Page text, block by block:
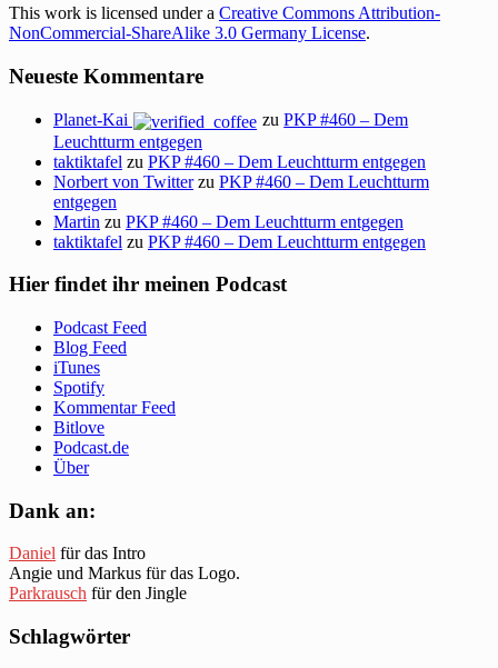
This work is licensed under a Creative Commons Attribution-
NonCommercial-ShareAlike 3.0 Germany License.
Neueste Kommentare
Planet-Kai zuPKP #460 – Dem
Leuchtturm entgegen
taktiktafel zu PKP #460 – Dem Leuchtturm entgegen
Norbert von Twitterzu PKP #460 – Dem Leuchtturm
entgegen
Martin zu PKP #460 – Dem Leuchtturm entgegen
taktiktafel zu PKP #460 – Dem Leuchtturm entgegen
Hier findet ihr meinen Podcast
Podcast Feed
Blog Feed
iTunes
Spotify
Kommentar Feed
Bitlove
Podcast.de
Über
Dank an:
Daniel für das Intro
Angie und Markus für das Logo.
Parkrausch für den Jingle
Schlagwörter